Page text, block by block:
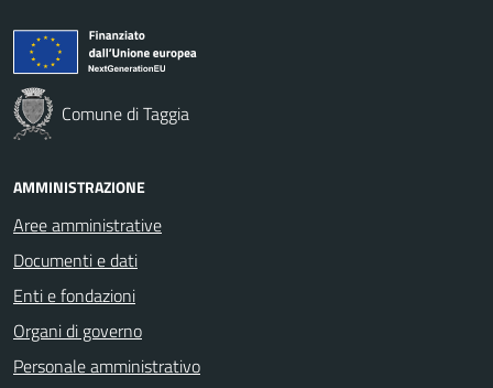
Comune di Taggia
AMMINISTRAZIONE
Aree amministrative
Documenti e dati
Enti e fondazioni
Organi di governo
Personale amministrativo